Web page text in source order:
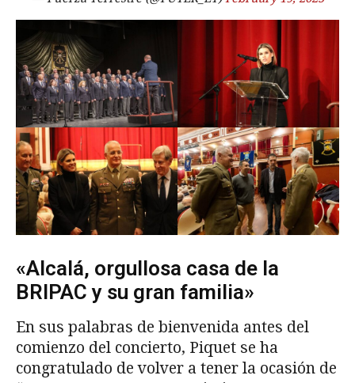
«Alcalá, orgullosa casa de la
BRIPAC y su gran familia»
En sus palabras de bienvenida antes del
comienzo del concierto, Piquet se ha
congratulado de volver a tener la ocasión de